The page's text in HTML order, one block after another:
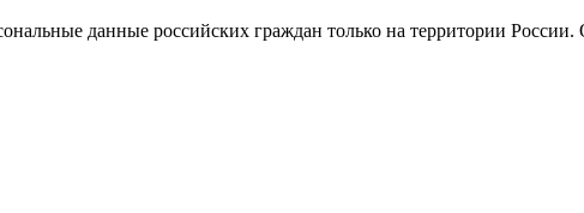
данные российских граждан только на территории России.